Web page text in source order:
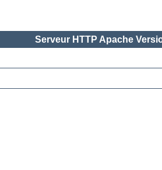
Serveur HTTP Apache